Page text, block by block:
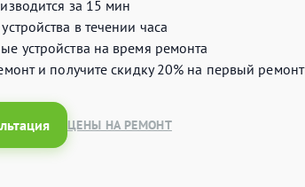
за 15 мин
в течении часа
устройства на время ремонта
и получитескидку 20% на первый ремонт
ЦЕНЫ НА РЕМОНТ